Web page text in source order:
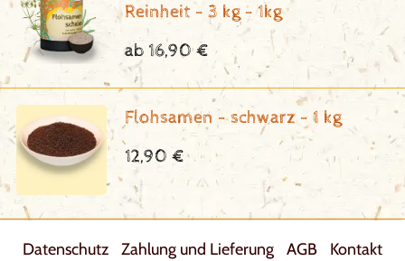
Reinheit - 3 kg - 1kg
ab 16,90 €
Flohsamen - schwarz - 1 kg
12,90 €
Datenschutz Zahlung und Lieferung AGB Kontakt